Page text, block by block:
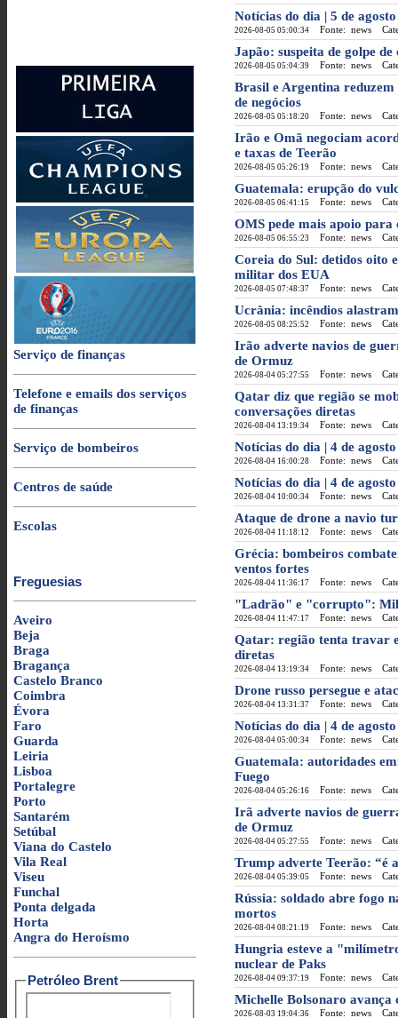
Serviço de finanças
Telefone e emails dos serviços
de finanças
Serviço de bombeiros
Centros de saúde
Escolas
Freguesias
Aveiro
Beja
Braga
Bragança
Castelo Branco
Coimbra
Évora
Faro
Guarda
Leiria
Lisboa
Portalegre
Porto
Santarém
Setúbal
Viana do Castelo
Vila Real
Viseu
Funchal
Ponta delgada
Horta
Angra do Heroísmo
Petróleo Brent
Notícias do dia | 5 de
2026-08-05 05:00:34 Fonte: news
Japão: suspeita de golpe
2026-08-05 05:04:39 Fonte: news
Brasil e Argentina
de negócios
2026-08-05 05:18:20 Fonte: news
Irão e Omã negociam
e taxas de Teerão
2026-08-05 05:26:19 Fonte: news
Guatemala: erupção do
2026-08-05 06:41:15 Fonte: news
OMS pede mais apoio
2026-08-05 06:55:23 Fonte: news
Coreia do Sul: detidos oito
militar dos EUA
2026-08-05 07:48:37 Fonte: news
Ucrânia: incêndios
2026-08-05 08:25:52 Fonte: news
Irão adverte navios de
de Ormuz
2026-08-04 05:27:55 Fonte: news
Qatar diz que região se
conversações diretas
2026-08-04 13:19:34 Fonte: news
Notícias do dia | 4 de
2026-08-04 16:00:28 Fonte: news
Notícias do dia | 4 de
2026-08-04 10:00:34 Fonte: news
Ataque de drone a navio
2026-08-04 11:18:12 Fonte: news
Grécia: bombeiros
ventos fortes
2026-08-04 11:36:17 Fonte: news
"Ladrão" e "corrupto":
2026-08-04 11:47:17 Fonte: news
Qatar: região tenta travar
diretas
2026-08-04 13:19:34 Fonte: news
Drone russo persegue e
2026-08-04 13:31:37 Fonte: news
Notícias do dia | 4 de
2026-08-04 05:00:34 Fonte: news
Guatemala: autoridades
Fuego
2026-08-04 05:26:16 Fonte: news
Irã adverte navios de
de Ormuz
2026-08-04 05:27:55 Fonte: news
Trump adverte Teerão: “é
2026-08-04 05:39:05 Fonte: news
Rússia: soldado abre fogo
mortos
2026-08-04 08:21:19 Fonte: news
Hungria esteve a
nuclear de Paks
2026-08-04 09:37:19 Fonte: news
Michelle Bolsonaro avança
2026-08-03 19:04:36 Fonte: news